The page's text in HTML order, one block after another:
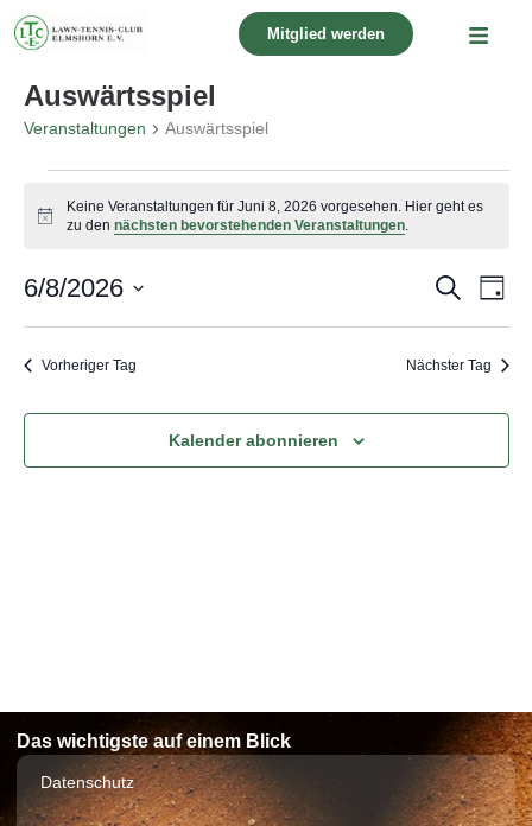
Mitglied werden
Auswärtsspiel
Veranstaltungen Auswärtsspiel
Hinweis
Keine Veranstaltungen für Juni 8, 2026 vorgesehen. Hier geht es
zu den nächsten bevorstehenden Veranstaltungen.
Suche
und
Suche
Tag
6/8/2026
Vorheriger Tag Nächster Tag
Kalender abonnieren
Das wichtigste auf einem Blick
Datenschutz